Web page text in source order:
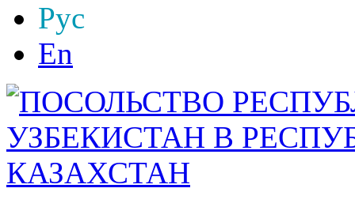
Рус
En